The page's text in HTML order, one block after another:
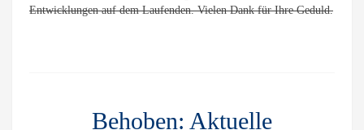
Entwicklungen auf dem Laufenden. Vielen Dank für Ihre Geduld.
Behoben: Aktuelle